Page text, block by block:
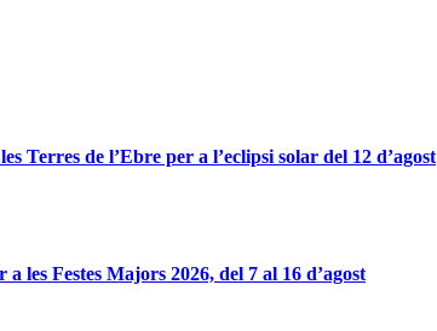
Terres de l’Ebre per a l’eclipsi solar del 12 d’agost
les Festes Majors 2026, del 7 al 16 d’agost